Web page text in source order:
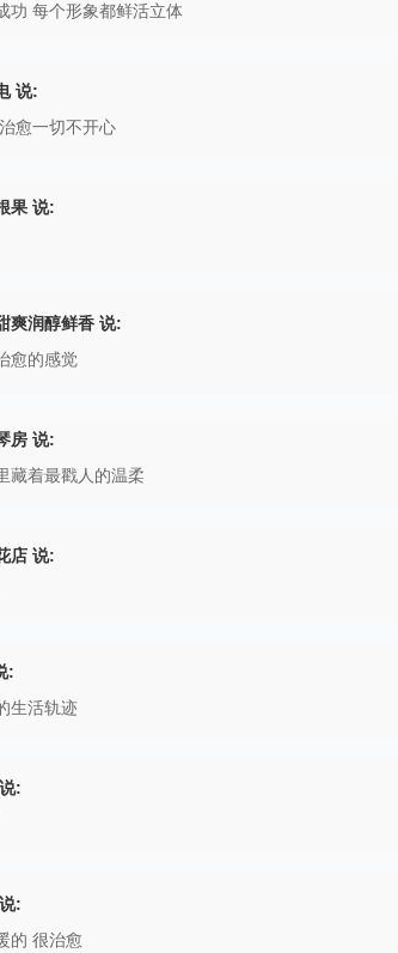
功 每个形象都鲜活立体
说:
愈一切不开心
果 说:
爽润醇鲜香 说:
愈的感觉
房 说:
藏着最戳人的温柔
店 说:
:
生活轨迹
:
:
的 很治愈